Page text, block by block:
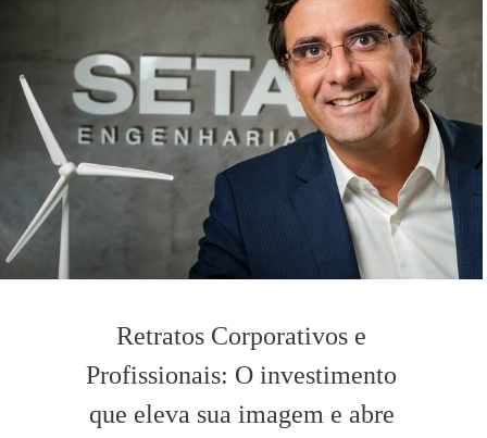
Retratos Corporativos e
Profissionais: O investimento
que eleva sua imagem e abre